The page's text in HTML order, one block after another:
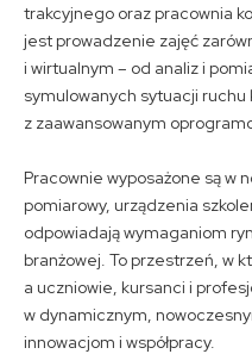
trakcyjnego oraz pracownia
jest prowadzenie zajęć
i wirtualnym – od analiz i
symulowanych sytuacji
z zaawansowanym
Pracownie wyposażone są w
pomiarowy, urządzenia
odpowiadają wymaganiom
branżowej. To przestrzeń, w
a uczniowie, kursanci i
w dynamicznym,
innowacjom i współpracy.